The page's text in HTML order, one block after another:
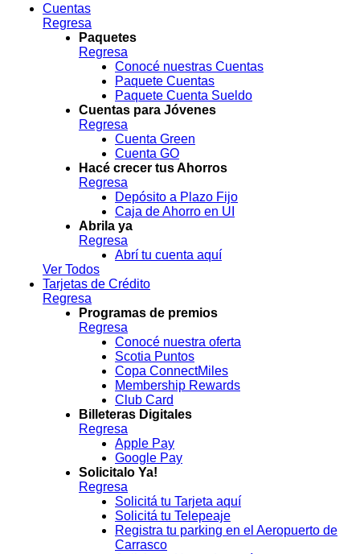
Cuentas
Regresa
Paquetes
Regresa
Conocé nuestras Cuentas
Paquete Cuentas
Paquete Cuenta Sueldo
Cuentas para Jóvenes
Regresa
Cuenta Green
Cuenta GO
Hacé crecer tus Ahorros
Regresa
Depósito a Plazo Fijo
Caja de Ahorro en UI
Abrila ya
Regresa
Abrí tu cuenta aquí
Ver Todos
Tarjetas de Crédito
Regresa
Programas de premios
Regresa
Conocé nuestra oferta
Scotia Puntos
Copa ConnectMiles
Membership Rewards
Club Card
Billeteras Digitales
Regresa
Apple Pay
Google Pay
Solicitalo Ya!
Regresa
Solicitá tu Tarjeta aquí
Solicitá tu Telepeaje
Registra tu parking en el Aeropuerto de
Carrasco